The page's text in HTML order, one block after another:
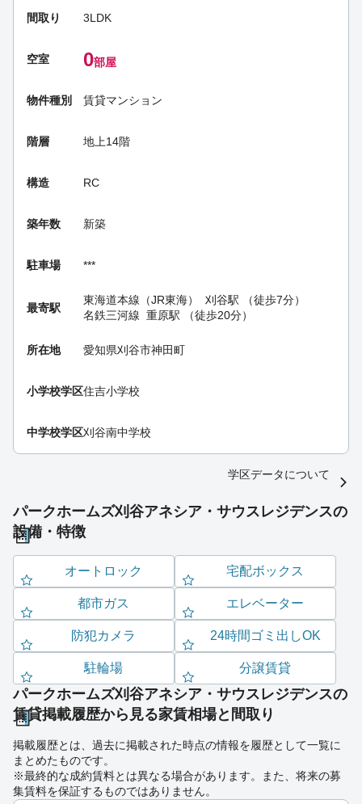
間取り 3LDK
空室 0部屋
物件種別 賃貸マンション
階層 地上14階
構造 RC
築年数 新築
駐車場 ***
最寄駅
東海道本線（JR東海） 刈谷駅 （徒歩7分）
名鉄三河線 重原駅 （徒歩20分）
所在地 愛知県刈谷市神田町
小学校学区住吉小学校
中学校学区刈谷南中学校
学区データについて
パークホームズ刈谷アネシア・サウスレジデンスの
設備・特徴
オートロック 宅配ボックス
都市ガス エレベーター
防犯カメラ 24時間ゴミ出しOK
駐輪場 分譲賃貸
パークホームズ刈谷アネシア・サウスレジデンスの
賃貸掲載履歴から見る家賃相場と間取り
掲載履歴とは、過去に掲載された時点の情報を履歴として一覧に
まとめたものです。
※最終的な成約賃料とは異なる場合があります。また、将来の募
集賃料を保証するものではありません。